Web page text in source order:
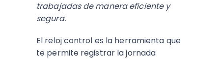
trabajadas de manera eficiente y
segura.
El reloj control es la herramienta que
te permite registrar la jornada